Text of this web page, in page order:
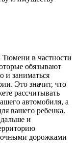
Тюмени в частности
обязывают
и заниматься
Это значит, что
рассчитывать
автомобиля, а
вашего ребенка.
и
дорожками